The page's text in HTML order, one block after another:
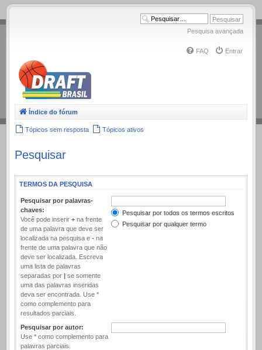
.
Pesquisa avançada
FAQ Entrar
Índice do fórum
Tópicos sem resposta Tópicos ativos
Pesquisar
TERMOS DA PESQUISA
Pesquisar por palavras-
chaves:
Você pode inserir + na frente
de uma palavra que deve ser
localizada na pesquisa e - na
frente de uma palavra que não
deve ser localizada. Escreva
uma lista de palavras
separadas por | se somente
uma das palavras inseridas
deva ser encontrada. Use *
como complemento para
resultados parciais.
Pesquisar por todos os termos escritos
Pesquisar por qualquer termo
Pesquisar por autor:
Use * como complemento para
palavras parciais.